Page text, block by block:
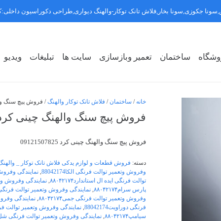
ساختمان تعمیر وبازسازی سایت ها تبلیغات ویدیو
خانه / ساختمان/ فلاش تانک توکار والهنگ/ فروش پیچ سنگ والهنگ
فروش پیچ سنگ والهنگ چینی کرد
فروش پیچ سنگ والهنگ چینی کرد 09121507825
دسته: فروش قطعات و لوازم یدکی فلاش تانک توکار _
وفروش وتعمیر توالت فرنگی الکا88042174
, نمایندگی وفروش
توالت فرنگی ایده ال استاندارد۸۸۰۴۲۱۷۴
, نمایندگی وفروش
پارس سرام۸۸۰۴۲۱۷۴
, نمایندگی وفروش وتعمیر توالت
وفروش وتعمیر توالت فرنگی جمی۸۸۰۴۲۱۷۴
, نمایندگی وفروش
فرنگی دوراویت88042174
, نمایندگی وفروش وتعمیر توالت فرنگی
سیامپ۸۸۰۴۲۱۷۴
, نمایندگی وفروش وتعمیر توالت فرنگی
جکوزی,سونا بخار,فلاش تانک توکار-والهنگ دیواری,طراحی دکوراسیون